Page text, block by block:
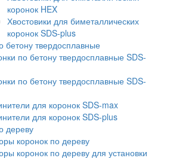
коронок HEX
Хвостовики для биметаллических
коронок SDS-plus
бетону твердосплавные
по бетону твердосплавные SDS-
по бетону твердосплавные SDS-
для коронок SDS-max
для коронок SDS-plus
дереву
коронок по дереву
коронок по дереву для установки